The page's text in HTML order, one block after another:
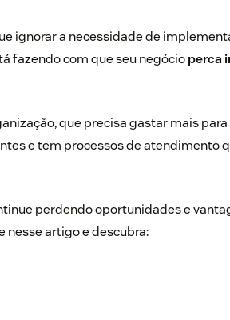
ignorar a necessidade de
fazendo com que seu negócioperca
que precisa gastar mais
e tem processos de atendimento
perdendo oportunidades e
artigo e descubra: